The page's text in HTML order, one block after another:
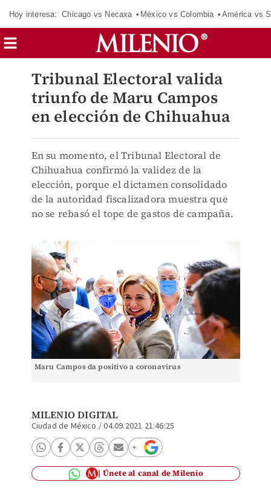
Hoy interesa: Chicago vs Necaxa México vs Colombia América vs
Tribunal Electoral valida
triunfo de Maru Campos
en elección de Chihuahua
En su momento, el Tribunal Electoral de
Chihuahua confirmó la validez de la
elección, porque el dictamen consolidado
de la autoridad fiscalizadora muestra que
no se rebasó el tope de gastos de campaña.
Maru Campos da positivo a coronavirus
MILENIO DIGITAL
Ciudad de México /04.09.2021 21:46:25
Únete al canal de Milenio